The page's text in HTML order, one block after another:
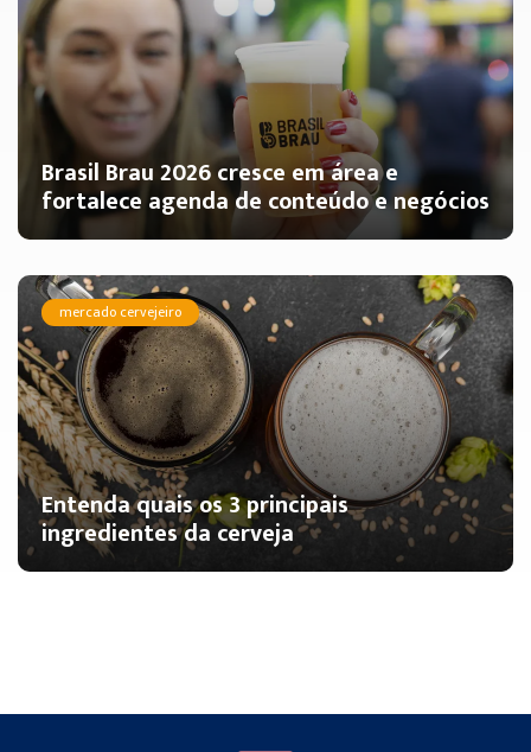
Brasil Brau 2026 cresce em área e
fortalece agenda de conteúdo e negócios
mercado cervejeiro
Entenda quais os 3 principais
ingredientes da cerveja